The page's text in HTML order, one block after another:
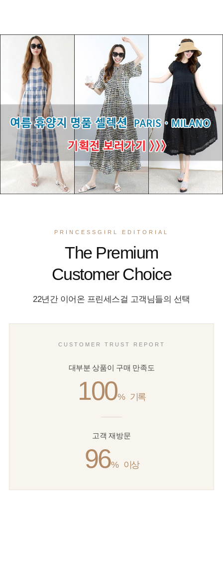
PRINCESSGIRL EDITORIAL
The Premium
Customer Choice
22년간 이어온 프린세스걸 고객님들의 선택
CUSTOMER TRUST REPORT
대부분 상품이 구매 만족도
100% 기록
고객 재방문
96% 이상